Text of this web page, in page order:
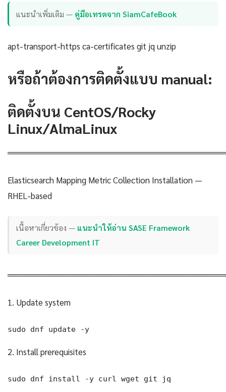
แนะนำเพิ่มเติม — คู่มือเทรดจาก SiamCafeBook
apt-transport-https ca-certificates git jq unzip
หรือถ้าต้องการติดตั้งแบบ manual:
ติดตั้งบน CentOS/Rocky
Linux/AlmaLinux
Elasticsearch Mapping Metric Collection Installation —
RHEL-based
เนื้อหาเกี่ยวข้อง — แนะนำให้อ่าน SASE Framework
Career Development IT
1. Update system
sudo dnf update -y
2. Install prerequisites
sudo dnf install -y curl wget git jq